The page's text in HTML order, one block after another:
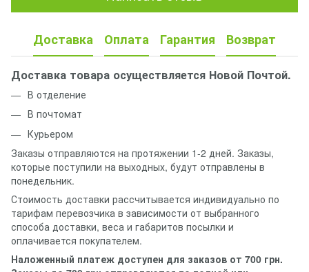
Доставка Оплата Гарантия Возврат
Доставка товара осуществляется Новой Почтой.
В отделение
В почтомат
Курьером
Заказы отправляются на протяжении 1-2 дней. Заказы,
которые поступили на выходных, будут отправлены в
понедельник.
Стоимость доставки рассчитывается индивидуально по
тарифам перевозчика в зависимости от выбранного
способа доставки, веса и габаритов посылки и
оплачивается покупателем.
Наложенный платеж доступен для заказов от 700 грн.